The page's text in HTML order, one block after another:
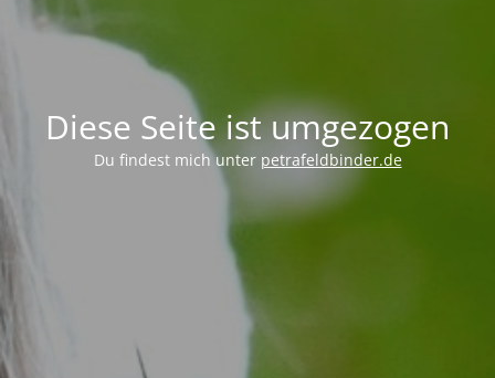
Diese Seite ist umgezogen
Du findest mich unter petrafeldbinder.de